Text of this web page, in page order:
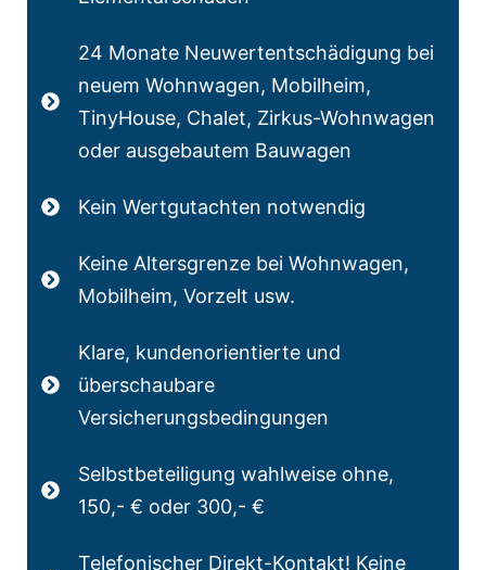
24 Monate Neuwertentschädigung bei
neuem Wohnwagen, Mobilheim,
TinyHouse, Chalet, Zirkus-Wohnwagen
oder ausgebautem Bauwagen
Kein Wertgutachten notwendig
Keine Altersgrenze bei Wohnwagen,
Mobilheim, Vorzelt usw.
Klare, kundenorientierte und
überschaubare
Versicherungsbedingungen
Selbstbeteiligung wahlweise ohne,
150,- € oder 300,- €
Telefonischer Direkt-Kontakt! Keine